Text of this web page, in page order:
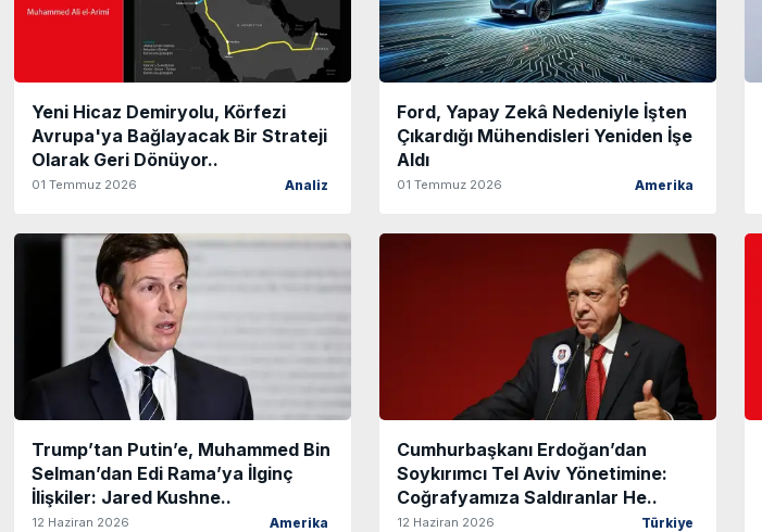
Yeni Hicaz Demiryolu, Körfezi
Avrupa'ya Bağlayacak Bir Strateji
Olarak Geri Dönüyor..
01 Temmuz 2026 Analiz
Ford, Yapay Zekâ Nedeniyle İşten
Çıkardığı Mühendisleri Yeniden İşe
Aldı
01 Temmuz 2026 Amerika
Trump’tan Putin’e, Muhammed Bin
Selman’dan Edi Rama’ya İlginç
İlişkiler: Jared Kushne..
12 Haziran 2026 Amerika
Cumhurbaşkanı Erdoğan’dan
Soykırımcı Tel Aviv Yönetimine:
Coğrafyamıza Saldıranlar He..
12 Haziran 2026 Türkiye